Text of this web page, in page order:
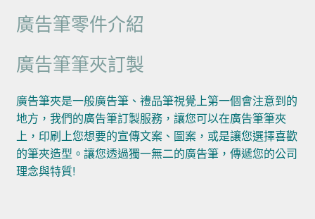
廣告筆零件介紹
廣告筆筆夾訂製
廣告筆夾是一般廣告筆、禮品筆視覺上第一個會注意到的
地方，我們的廣告筆訂製服務，讓您可以在廣告筆筆夾
上，印刷上您想要的宣傳文案、圖案，或是讓您選擇喜歡
的筆夾造型。讓您透過獨一無二的廣告筆，傳遞您的公司
理念與特質!